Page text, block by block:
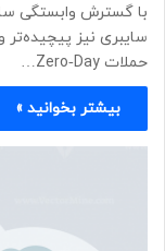
با گسترش وابستگی
سایبری نیز پیچیده‌تر
حملات Zero‑Day…
بیشتر بخوانید »